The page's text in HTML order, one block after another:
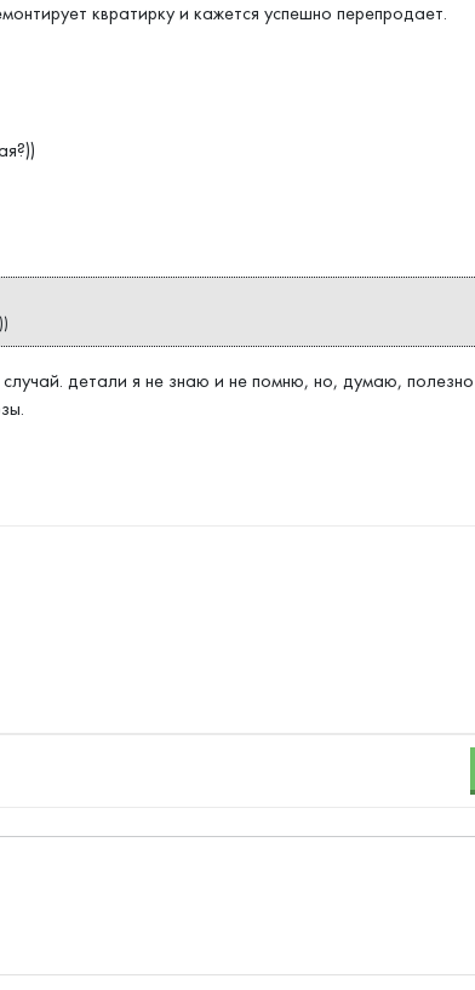
квратирку и кажется успешно перепродает.
детали я не знаю и не помню, но, думаю,